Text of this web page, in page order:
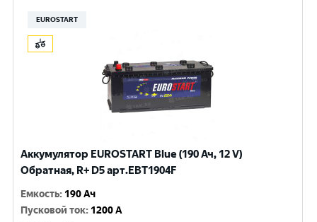
EUROSTART
Аккумулятор EUROSTART Blue (190 Ач, 12 V)
Обратная, R+ D5 арт.EBT1904F
Емкость: 190 Ач
Пусковой ток: 1200 A